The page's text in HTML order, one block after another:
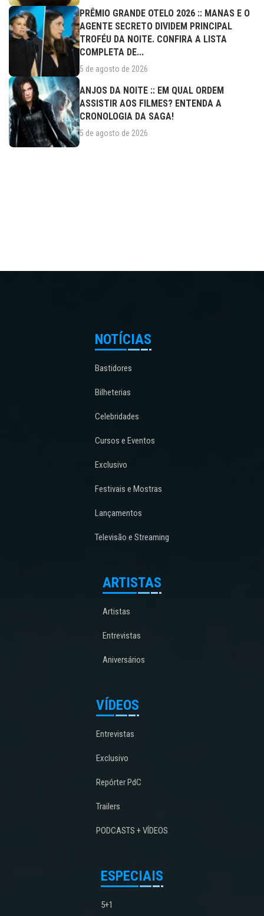
PRÊMIO GRANDE OTELO 2026 :: MANAS E O
AGENTE SECRETO DIVIDEM PRINCIPAL
TROFÉU DA NOITE. CONFIRA A LISTA
COMPLETA DE...
5 de agosto de 2026
ANJOS DA NOITE :: EM QUAL ORDEM
ASSISTIR AOS FILMES? ENTENDA A
CRONOLOGIA DA SAGA!
5 de agosto de 2026
NOTÍCIAS
Bastidores
Bilheterias
Celebridades
Cursos e Eventos
Exclusivo
Festivais e Mostras
Lançamentos
Televisão e Streaming
ARTISTAS
Artistas
Entrevistas
Aniversários
VÍDEOS
Entrevistas
Exclusivo
Repórter PdC
Trailers
PODCASTS + VÍDEOS
ESPECIAIS
5+1